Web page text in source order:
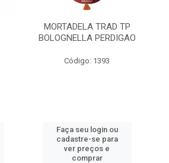
MORTADELA TRAD TP
BOLOGNELLA PERDIGAO
Código: 1393
Faça seu login ou
cadastre-se para
ver preços e
comprar